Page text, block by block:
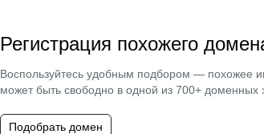
Регистрация похожего
Воспользуйтесь удобным подбором — похожее
может быть свободно в одной из 700+ доменных
Подобрать домен